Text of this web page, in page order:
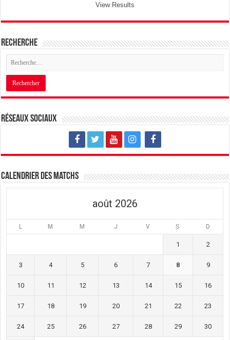
View Results
Recherche
Réseaux sociaux
Calendrier des matchs
août 2026
L M M J V S D
1 2
3 4 5 6 7 8 9
10 11 12 13 14 15 16
17 18 19 20 21 22 23
24 25 26 27 28 29 30